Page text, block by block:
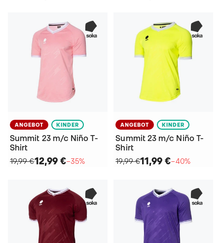
ANGEBOT KINDER
Summit 23 m/c Niño T-
Shirt
19,99 €12,99 €−35%
ANGEBOT KINDER
Summit 23 m/c Niño T-
Shirt
19,99 €11,99 €−40%